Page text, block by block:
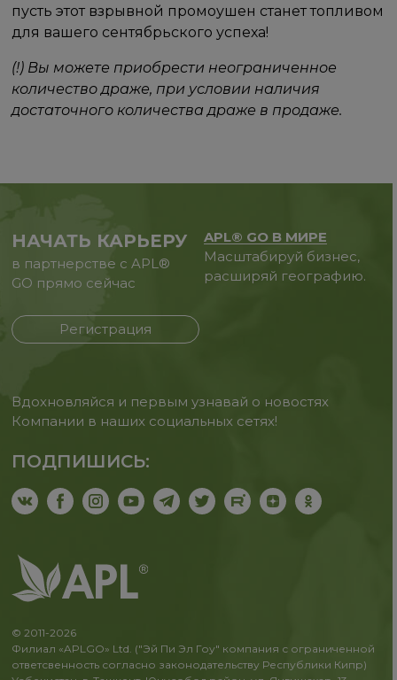
пусть этот взрывной промоушен станет топливом
для вашего сентябрьского успеха!
(!) Вы можете приобрести неограниченное
количество драже, при условии наличия
достаточного количества драже в продаже.
НАЧАТЬ КАРЬЕРУ
в партнерстве с APL®
GO прямо сейчас
Регистрация
APL® GO В МИРЕ
Масштабируй бизнес,
расширяй географию.
Вдохновляйся и первым узнавай о новостях
Компании в наших социальных сетях!
ПОДПИШИСЬ:
© 2011-2026
Филиал «APLGO» Ltd. ("Эй Пи Эл Гоу" компания с ограниченной
ответсвенность согласно законодательству Республики Кипр)